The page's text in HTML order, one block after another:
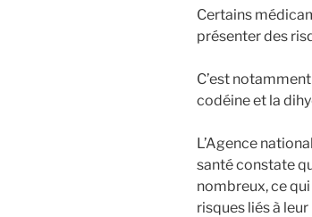
Certains
présenter des
C’est
codéine et la
L’Agence
santé constate
nombreux, ce
risques liés à